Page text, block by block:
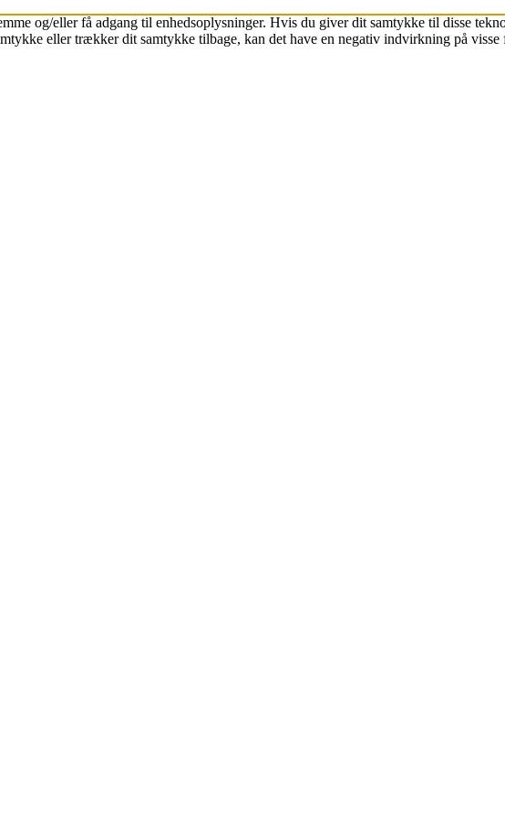
og/eller få adgang til enhedsoplysninger. Hvis du giver dit samtykke til disse
eller trækker dit samtykke tilbage, kan det have en negativ indvirkning på visse